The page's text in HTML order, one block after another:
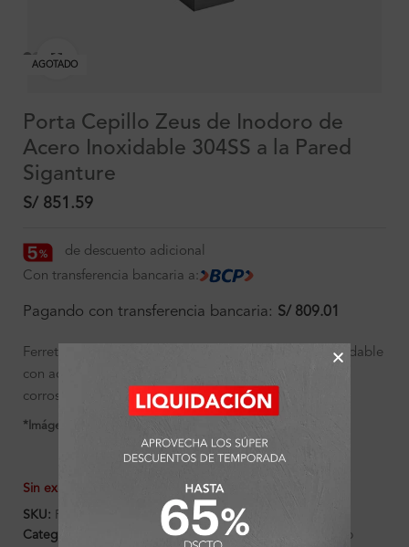
AGOTADO
Porta Cepillo Zeus de Inodoro de
Acero Inoxidable 304SS a la Pared
Siganture
S/ 851.59
de descuento adicional
Con transferencia bancaria a:
Pagando con transferencia bancaria: S/ 809.01
Ferretti accesorio para baño elaborado en acero inoxidable
con acabado satinado de alta calidad, resistente a la
corrosión y deterioro.
*Imágenes referenciales
Sin existencias
SKU: FA2763
Categorías:
Ambientes, Baño Porta Cepillo